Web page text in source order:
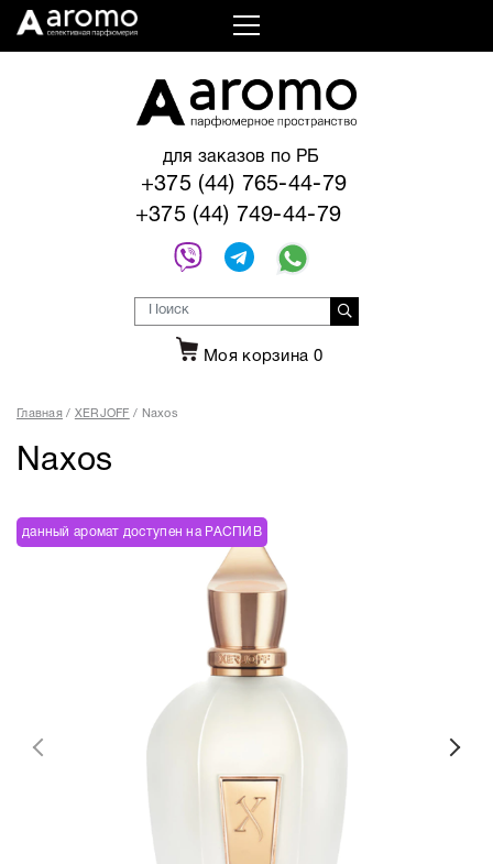
для заказов по РБ
+375 (44) 765-44-79
+375 (44) 749-44-79
Моя корзина 0
Главная XERJOFF Naxos
Naxos
данный аромат доступен на РАСПИВ